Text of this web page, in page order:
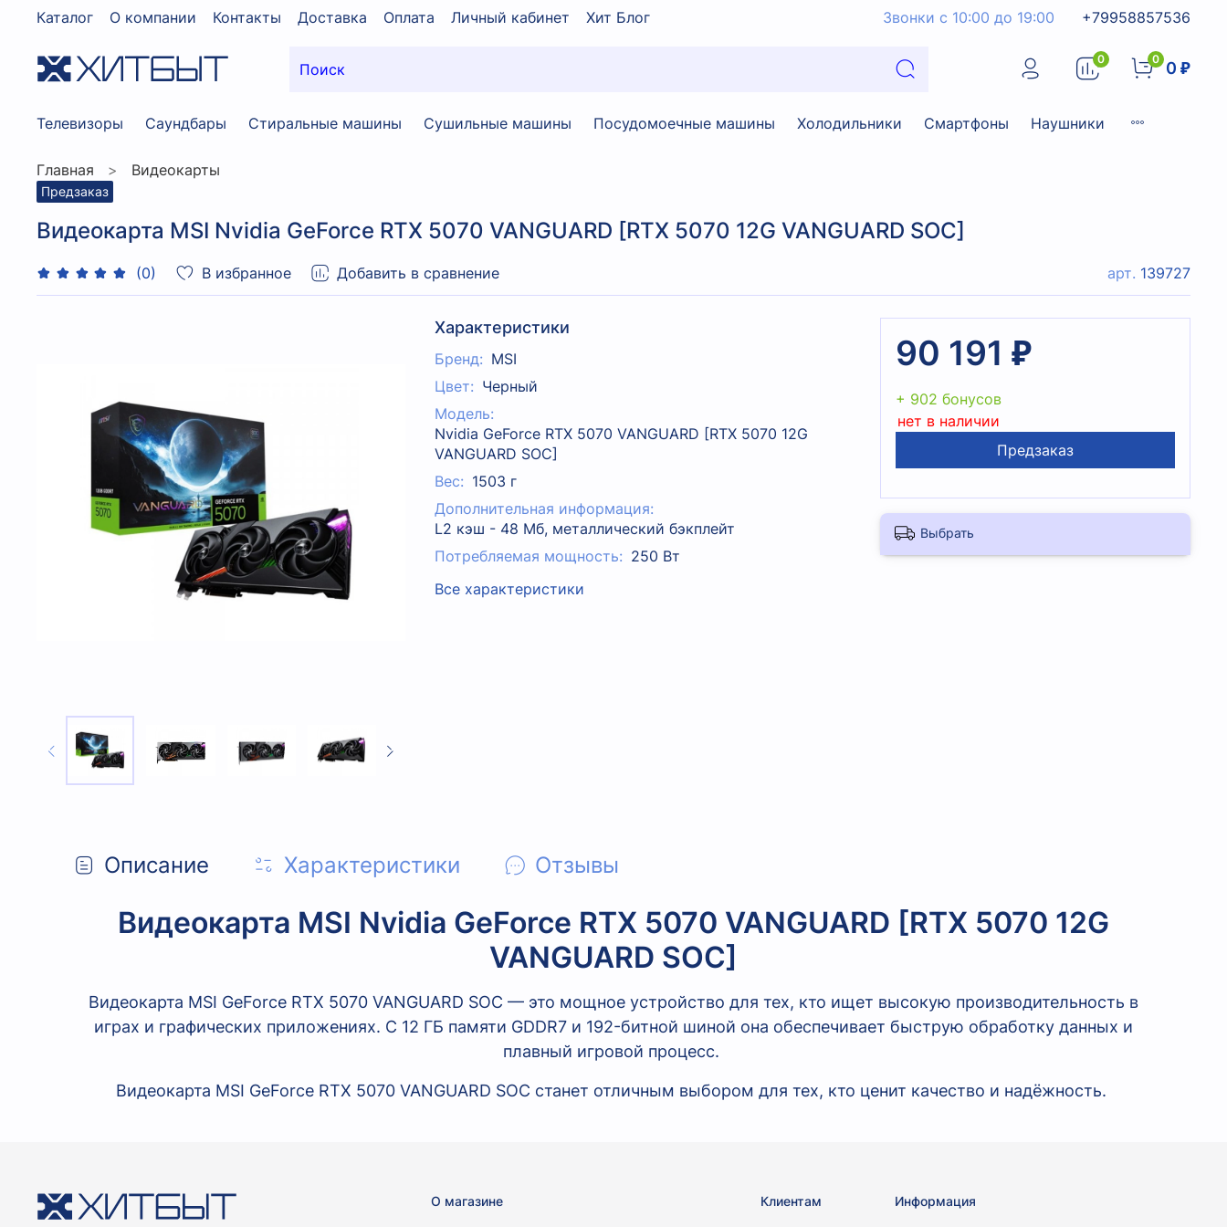
Каталог О компании Контакты Доставка Оплата Личный кабинет Хит Блог Звонки с 10:00 до 19:00 +79958857536
0 0 0 ₽
Телевизоры Саундбары Стиральные машины Сушильные машины Посудомоечные машины Холодильники Смартфоны Наушники
Главная Видеокарты
Предзаказ
Видеокарта MSI Nvidia GeForce RTX 5070 VANGUARD [RTX 5070 12G VANGUARD SOC]
(0) В избранное Добавить в сравнение арт. 139727
Характеристики
Бренд: MSI
Цвет: Черный
Модель:
Nvidia GeForce RTX 5070 VANGUARD [RTX 5070 12G
VANGUARD SOC]
Вес: 1503 г
Дополнительная информация:
L2 кэш - 48 Мб, металлический бэкплейт
Потребляемая мощность: 250 Вт
Все характеристики
90 191 ₽
+ 902 бонусов
нет в наличии
Предзаказ
Выбрать
Описание Характеристики Отзывы
Видеокарта MSI Nvidia GeForce RTX 5070 VANGUARD [RTX 5070 12G
VANGUARD SOC]
Видеокарта MSI GeForce RTX 5070 VANGUARD SOC — это мощное устройство для тех, кто ищет высокую производительность в
играх и графических приложениях. С 12 ГБ памяти GDDR7 и 192-битной шиной она обеспечивает быструю обработку данных и
плавный игровой процесс.
Видеокарта MSI GeForce RTX 5070 VANGUARD SOC станет отличным выбором для тех, кто ценит качество и надёжность.
О магазине Клиентам Информация